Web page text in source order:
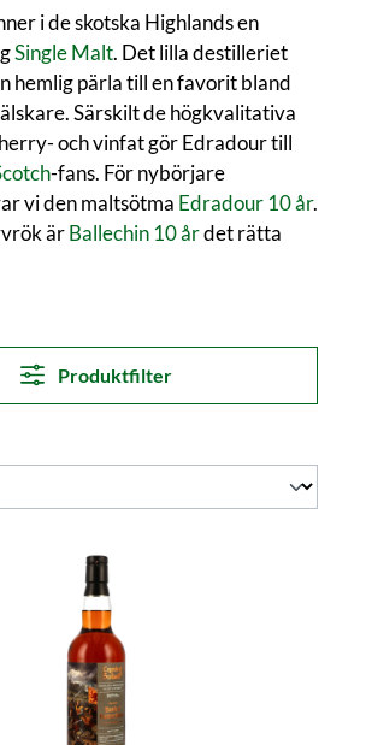
i de skotska Highlands en
Single Malt. Det lilla destilleriet
hemlig pärla till en favorit bland
Särskilt de högkvalitativa
och vinfat gör Edradour till
-fans. För nybörjare
vi den maltsötma Edradour 10 år.
ärBallechin 10 årdet rätta
Produktfilter